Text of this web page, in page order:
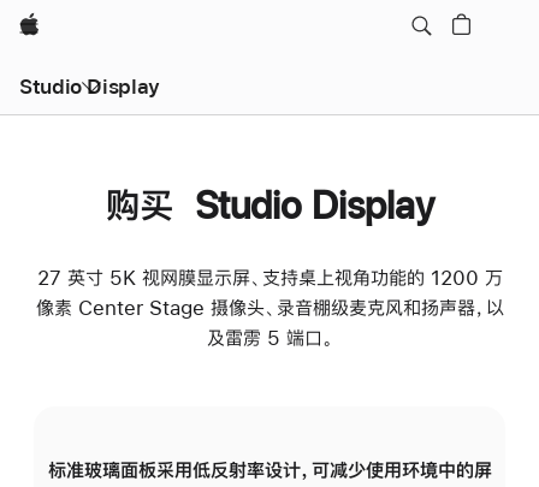
Apple
Studio Display
购买 Studio Display
27 英寸 5K 视网膜显示屏、支持桌上视角功能的 1200 万
像素 Center Stage 摄像头、录音棚级麦克风和扬声器，以
及雷雳 5 端口。
标准玻璃面板采用低反射率设计，可减少使用环境中的屏